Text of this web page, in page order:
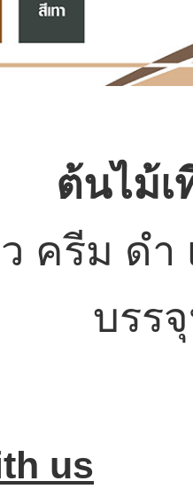
ต้นไม้
ครีม ดำ
บรร
us